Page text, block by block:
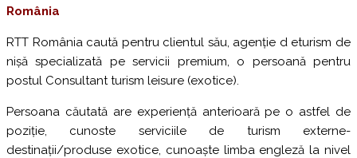
România
RTT România caută pentru clientul său, agenție d eturism de
nișă specializată pe servicii premium, o persoană pentru
postul Consultant turism leisure (exotice).
Persoana căutată are experiență anterioară pe o astfel de
poziție, cunoste serviciile de turism externe-
destinații/produse exotice, cunoaște limba engleză la nivel